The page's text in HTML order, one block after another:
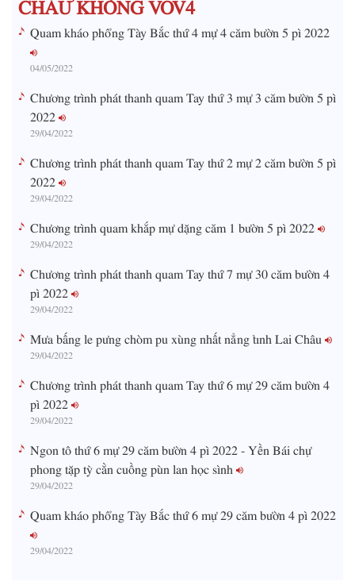
Quam kháo phổng Tày Bắc thứ 4 mự 4 căm bườn 5 pì 2022
04/05/2022
Chương trình phát thanh quam Tay thứ 3 mự 3 căm bườn 5 pì
2022
29/04/2022
Chương trình phát thanh quam Tay thứ 2 mự 2 căm bườn 5 pì
2022
29/04/2022
Chương trình quam khắp mự dặng căm 1 bườn 5 pì 2022
29/04/2022
Chương trình phát thanh quam Tay thứ 7 mự 30 căm bườn 4
pì 2022
29/04/2022
Mưa bấng le pưng chòm pu xùng nhất nẳng tỉnh Lai Châu
29/04/2022
Chương trình phát thanh quam Tay thứ 6 mự 29 căm bườn 4
pì 2022
29/04/2022
Ngon tô thứ 6 mự 29 căm bườn 4 pì 2022 - Yền Bái chự
phong tặp tỳ cằn cuồng pùn lan học sình
29/04/2022
Quam kháo phổng Tày Bắc thứ 6 mự 29 căm bườn 4 pì 2022
29/04/2022